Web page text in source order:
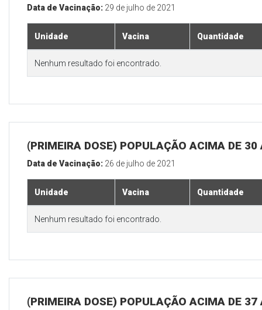
Data de Vacinação: 29 de julho de 2021
Unidade Vacina Quantidade
Nenhum resultado foi encontrado.
(PRIMEIRA DOSE) POPULAÇÃO ACIMA DE 30
Data de Vacinação: 26 de julho de 2021
Unidade Vacina Quantidade
Nenhum resultado foi encontrado.
(PRIMEIRA DOSE) POPULAÇÃO ACIMA DE 37